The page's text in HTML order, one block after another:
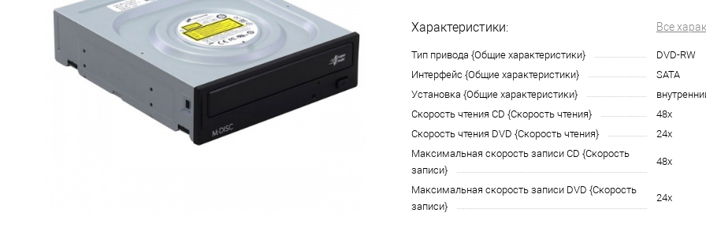
Характеристики: Все
Тип привода {Общие характеристики}
DVD-RW
Интерфейс {Общие характеристики}
SATA
Установка {Общие характеристики}
Скорость чтения CD {Скорость чтения}
48x
Скорость чтения DVD {Скорость чтения}
24x
Максимальная скорость записи CD {Скорость
записи}
48x
Максимальная скорость записи DVD {Скорость
записи}
24x